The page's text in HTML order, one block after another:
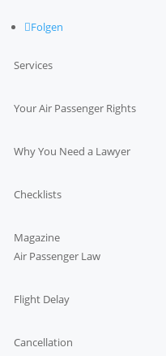
Folgen
Services
Your Air Passenger Rights
Why You Need a Lawyer
Checklists
Magazine
Air Passenger Law
Flight Delay
Cancellation